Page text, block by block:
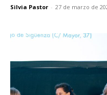
Silvia Pastor - 27 de marzo de